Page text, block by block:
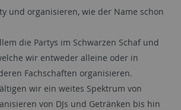
und organisieren, wie der Name schon
die Partys im Schwarzen Schaf und
wir entweder alleine oder in
Fachschaften organisieren.
wir ein weites Spektrum von
von DJs und Getränken bis hin